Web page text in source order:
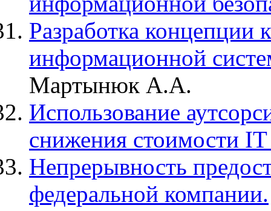
Разработка концепции
информационной
Мартынюк А.А.
Использование
снижения стоимости IT
Непрерывность
федеральной компании.